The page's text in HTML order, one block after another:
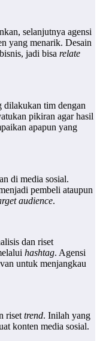
selanjutnya agensi
yang menarik. Desain
bisnis, jadi bisa relate
dilakukan tim dengan
pikiran agar hasil
apapun yang
di media sosial.
pembeli ataupun
audience.
dan riset
hashtag. Agensi
untuk menjangkau
riset trend. Inilah yang
konten media sosial.